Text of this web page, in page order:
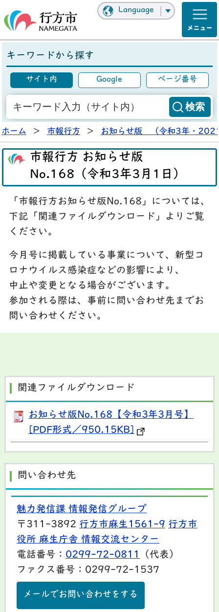
Language
キーワードから探す
サイト内 Google ページ番号
ホーム > 市報行方 > お知らせ版 （令和3年・
市報行方 お知らせ版
No.168（令和3年3月1日）
「市報行方お知らせ版No.168」については、
下記「関連ファイルダウンロード」よりご覧
ください。
今月号に掲載している事業について、新型コ
ロナウイルス感染症などの影響により、
中止や変更となる場合がございます。
参加される際は、事前に問い合わせ先までお
問い合わせください。
関連ファイルダウンロード
お知らせ版No.168【令和3年3月号】
[PDF形式／950.15KB]
問い合わせ先
魅力発信課 情報発信グループ
〒311-3892 行方市麻生1561-9 行方市
役所 麻生庁舎 情報交流センター
電話番号： 0299-72-0811
（代表）
ファクス番号：0299-72-1537
メールでお問い合わせをする